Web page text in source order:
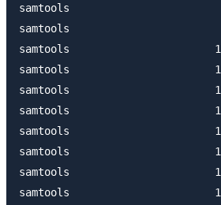
samtools
samtools
samtools
samtools
samtools
samtools
samtools
samtools
samtools
samtools